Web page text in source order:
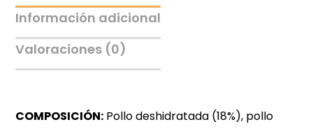
Información adicional
Valoraciones (0)
COMPOSICIÓN: Pollo deshidratada (18%), pollo